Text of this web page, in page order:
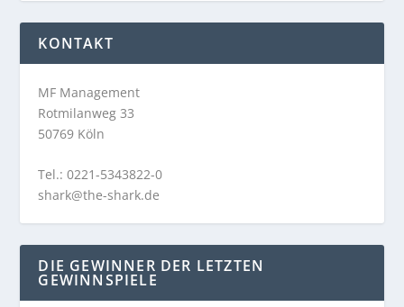
KONTAKT
MF Management
Rotmilanweg 33
50769 Köln
Tel.: 0221-5343822-0
shark@the-shark.de
DIE GEWINNER DER LETZTEN
GEWINNSPIELE